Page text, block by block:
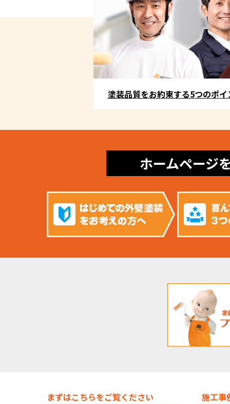
塗装品質をお約束する5つのポイ
ホームページ
まずはこちらをご覧ください 施工事